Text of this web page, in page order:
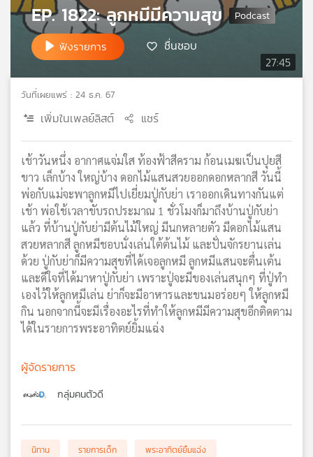
เครือ
ไทย
แผนที่
วิทยุ
เครือ
ข่าย
27:45
EP. 1822: ลูกหมีมีความสุข
ฟังรายการ ชื่นชอบ
วันที่เผยแพร่ : 24 ธ.ค. 67
เพิ่มในเพลย์ลิสต์ แชร์
เช้าวันหนึ่ง อากาศแจ่มใส ท้องฟ้าสีคราม ก้อนเมฆเป็นปุยสี
ขาว เล็กบ้าง ใหญ่บ้าง ดอกไม้แสนสวยออกดอกหลากสี วันนี้
พ่อกับแม่จะพาลูกหมีไปเยี่ยมปู่กับย่า เราออกเดินทางกันแต่
เช้า พ่อใช้เวลาขับรถประมาณ 1 ชั่วโมงก็มาถึงบ้านปู่กับย่า
แล้ว ที่บ้านปู่กับย่ามีต้นไม้ใหญ่ มีนกหลายตัว มีดอกไม้แสน
สวยหลากสี ลูกหมีชอบนั่งเล่นใต้ต้นไม้ และปั่นจักรยานเล่น
ด้วย ปู่กับย่าก็มีความสุขที่ได้เจอลูกหมี ลูกหมีแสนจะตื่นเต้น
และดีใจที่ได้มาหาปู่กับย่า เพราะปู่จะมีของเล่นสนุกๆ ที่ปู่ทำ
เองไว้ให้ลูกหมีเล่น ย่าก็จะมีอาหารและขนมอร่อยๆ ให้ลูกหมี
กิน นอกจากนี้จะมีเรื่องอะไรที่ทำให้ลูกหมีมีความสุขอีกติดตาม
ได้ในรายการพระอาทิตย์ยิ้มแฉ่ง
ผู้จัดรายการ
กลุ่มคนตัวดี
นิทาน รายการเด็ก พระอาทิตย์ยิ้มแฉ่ง